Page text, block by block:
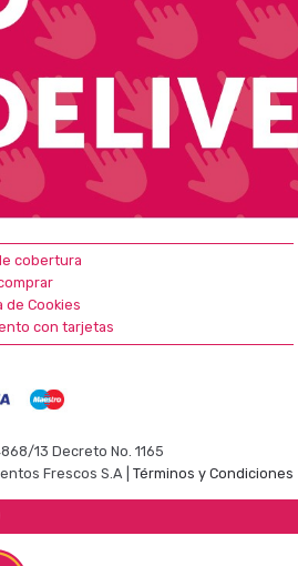
cobertura
de Cookies
con tarjetas
13 Decreto No. 1165
Frescos S.A | Términos y Condiciones